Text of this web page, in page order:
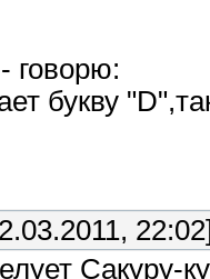
говорю:
букву
Сакуру-